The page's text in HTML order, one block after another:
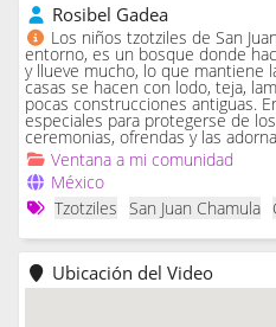
Rosibel Gadea
Los niños tzotziles de San
entorno, es un bosque donde
y llueve mucho, lo que mantiene
casas se hacen con lodo, teja,
pocas construcciones antiguas.
especiales para protegerse de
ceremonias, ofrendas y las
Ventana a mi comunidad
México
Tzotziles
San Juan Chamula
Ubicación del Video